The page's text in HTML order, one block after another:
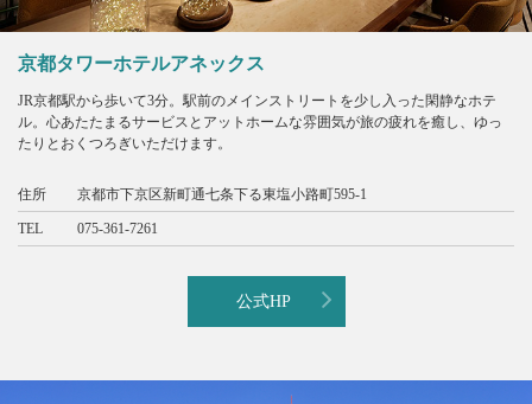
京都タワーホテルアネックス
JR京都駅から歩いて3分。駅前のメインストリートを少し入った閑静なホテ
ル。心あたたまるサービスとアットホームな雰囲気が旅の疲れを癒し、ゆっ
たりとおくつろぎいただけます。
住所 京都市下京区新町通七条下る東塩小路町595-1
TEL 075-361-7261
公式HP